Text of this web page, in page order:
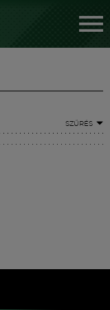
SZŰRÉS